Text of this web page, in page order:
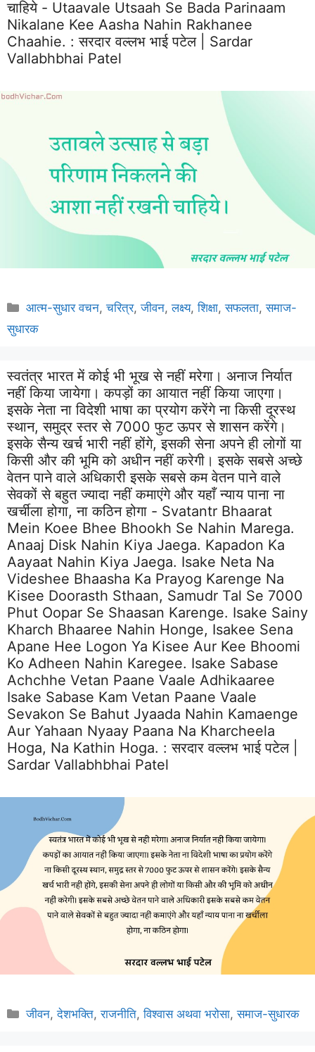
चाहिये - Utaavale Utsaah Se Bada Parinaam
Nikalane Kee Aasha Nahin Rakhanee
Chaahie. :सरदार वल्लभ भाई पटेल | Sardar
Vallabhbhai Patel
Categories
आत्म-सुधार वचन,चरित्र,जीवन,लक्ष्य,शिक्षा,सफलता,समाज-
सुधारक
स्वतंत्र भारत में कोई भी भूख से नहीं मरेगा। अनाज निर्यात
नहीं किया जायेगा। कपड़ों का आयात नहीं किया जाएगा।
इसके नेता ना विदेशी भाषा का प्रयोग करेंगे ना किसी दूरस्थ
स्थान, समुद्र स्तर से 7000 फुट ऊपर से शासन करेंगे।
इसके सैन्य खर्च भारी नहीं होंगे, इसकी सेना अपने ही लोगों या
किसी और की भूमि को अधीन नहीं करेगी। इसके सबसे अच्छे
वेतन पाने वाले अधिकारी इसके सबसे कम वेतन पाने वाले
सेवकों से बहुत ज्यादा नहीं कमाएंगे और यहाँ न्याय पाना ना
खर्चीला होगा, ना कठिन होगा - Svatantr Bhaarat
Mein Koee Bhee Bhookh Se Nahin Marega.
Anaaj Disk Nahin Kiya Jaega. Kapadon Ka
Aayaat Nahin Kiya Jaega. Isake Neta Na
Videshee Bhaasha Ka Prayog Karenge Na
Kisee Doorasth Sthaan, Samudr Tal Se 7000
Phut Oopar Se Shaasan Karenge. Isake Sainy
Kharch Bhaaree Nahin Honge, Isakee Sena
Apane Hee Logon Ya Kisee Aur Kee Bhoomi
Ko Adheen Nahin Karegee. Isake Sabase
Achchhe Vetan Paane Vaale Adhikaaree
Isake Sabase Kam Vetan Paane Vaale
Sevakon Se Bahut Jyaada Nahin Kamaenge
Aur Yahaan Nyaay Paana Na Kharcheela
Hoga, Na Kathin Hoga. :सरदार वल्लभ भाई पटेल |
Sardar Vallabhbhai Patel
Categories
जीवन,देशभक्ति,राजनीति,विश्वास अथवा भरोसा,समाज-सुधारक